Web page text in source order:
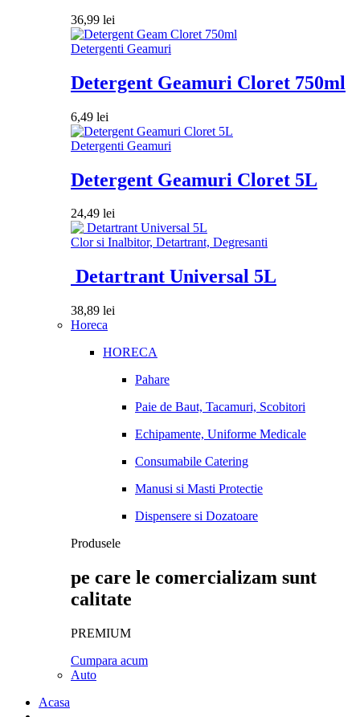
36,99 lei
Detergenti Geamuri
Detergent Geamuri Cloret 750ml
6,49 lei
Detergenti Geamuri
Detergent Geamuri Cloret 5L
24,49 lei
Clor si Inalbitor, Detartrant, Degresanti
Detartrant Universal 5L
38,89 lei
Horeca
HORECA
Pahare
Paie de Baut, Tacamuri, Scobitori
Echipamente, Uniforme Medicale
Consumabile Catering
Manusi si Masti Protectie
Dispensere si Dozatoare
Produsele
pe care le comercializam sunt
calitate
PREMIUM
Cumpara acum
Auto
Acasa